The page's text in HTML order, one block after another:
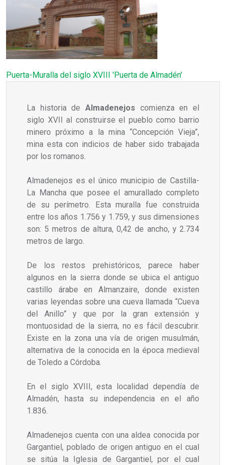
Puerta-Muralla del siglo XVIII 'Puerta de Almadén'
La historia de Almadenejos comienza en el
siglo XVII al construirse el pueblo como barrio
minero próximo a la mina “Concepción Vieja”,
mina esta con indicios de haber sido trabajada
por los romanos.
Almadenejos es el único municipio de Castilla-
La Mancha que posee el amurallado completo
de su perímetro. Esta muralla fue construida
entre los años 1.756 y 1.759, y sus dimensiones
son: 5 metros de altura, 0,42 de ancho, y 2.734
metros de largo.
De los restos prehistóricos, parece haber
algunos en la sierra donde se ubica el antiguo
castillo árabe en Almanzaire, donde existen
varias leyendas sobre una cueva llamada “Cueva
del Anillo” y que por la gran extensión y
montuosidad de la sierra, no es fácil descubrir.
Existe en la zona una vía de origen musulmán,
alternativa de la conocida en la época medieval
de Toledo a Córdoba.
En el siglo XVIII, esta localidad dependía de
Almadén, hasta su independencia en el año
1.836.
Almadenejos cuenta con una aldea conocida por
Gargantiel, poblado de origen antiguo en el cual
se sitúa la Iglesia de Gargantiel, por el cual